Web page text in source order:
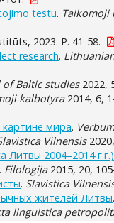
testu. Taikomoji
2023. P. 41-58.
research.
of Baltic studies2022,
kalbotyra2014, 6,
мира.
Vilnensis
2004–2014 г.г.)
. Filologija2015, 20,
. Slavistica
жителей Литвы.
linguistica